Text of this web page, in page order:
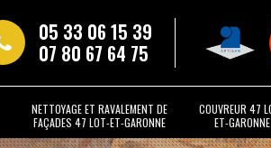
05 33 06 15 39
07 80 67 64 75
NETTOYAGE ET RAVALEMENT DE
FAÇADES 47 LOT-ET-GARONNE
COUVREUR 47
ET-GARONNE